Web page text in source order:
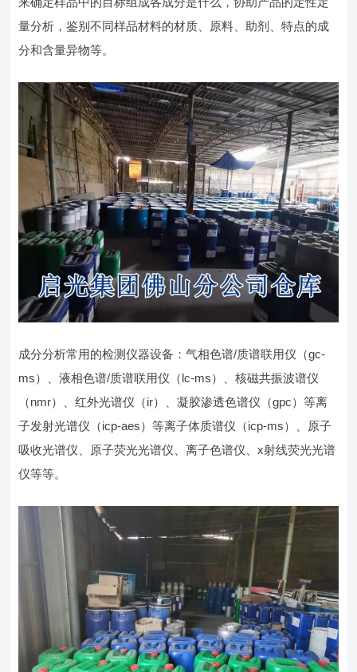
量分析，鉴别不同样品材料的材质、原料、助剂、特点的成
分和含量异物等。
成分分析常用的检测仪器设备：气相色谱/质谱联用仪（gc-
ms）、液相色谱/质谱联用仪（lc-ms）、核磁共振波谱仪
（nmr）、红外光谱仪（ir）、凝胶渗透色谱仪（gpc）等离
子发射光谱仪（icp-aes）等离子体质谱仪（icp-ms）、原子
吸收光谱仪、原子荧光光谱仪、离子色谱仪、x射线荧光光谱
仪等等。